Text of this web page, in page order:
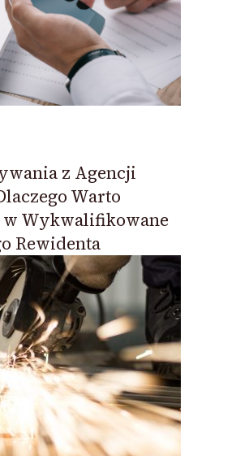
z Agencji
Warto
w Wykwalifikowane
Rewidenta